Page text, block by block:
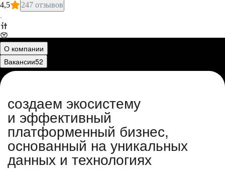
4,5 247 отзывов
·
О компании
Вакансии52
создаем экосистему
и эффективный
платформенный бизнес,
основанный на уникальных
данных и технологиях